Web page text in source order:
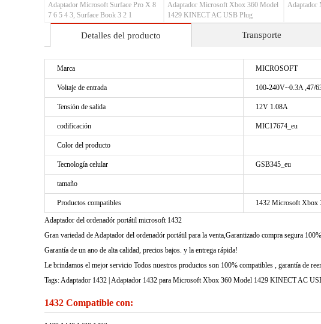
Adaptador Microsoft Surface Pro X 8
7 6 5 4 3, Surface Book 3 2 1
Adaptador Microsoft Xbox 360 Model
1429 KINECT AC USB Plug
Adaptador
Detalles del producto Transporte
Marca MICROSOFT
Voltaje de entrada 100-240V~0.3A ,47/
Tensión de salida 12V 1.08A
codificación MIC17674_eu
Color del producto
Tecnología celular GSB345_eu
tamaño
Productos compatibles 1432 Microsoft Xbox
Adaptador del ordenadór portátil microsoft 1432
Gran variedad de Adaptador del ordenadór portátil para la venta,Garantizado compra segura
Garantía de un ano de alta calidad, precios bajos. y la entrega rápida!
Le brindamos el mejor servicio Todos nuestros productos son 100% compatibles , garantía de
Tags: Adaptador 1432 | Adaptador 1432 para Microsoft Xbox 360 Model 1429 KINECT AC
1432 Compatible con: